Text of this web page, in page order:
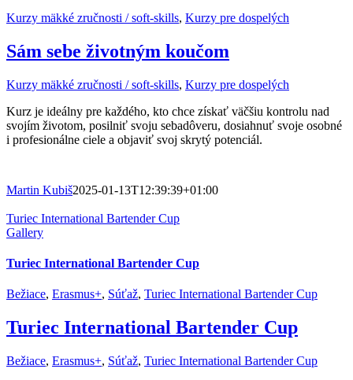
Kurzy mäkké zručnosti / soft-skills, Kurzy pre dospelých
Sám sebe životným koučom
Kurzy mäkké zručnosti / soft-skills, Kurzy pre dospelých
Kurz je ideálny pre každého, kto chce získať väčšiu kontrolu nad
svojím životom, posilniť svoju sebadôveru, dosiahnuť svoje osobné
i profesionálne ciele a objaviť svoj skrytý potenciál.
Martin Kubiš2025-01-13T12:39:39+01:00
Turiec International Bartender Cup
Gallery
Turiec International Bartender Cup
Bežiace, Erasmus+, Súťaž, Turiec International Bartender Cup
Turiec International Bartender Cup
Bežiace, Erasmus+, Súťaž, Turiec International Bartender Cup